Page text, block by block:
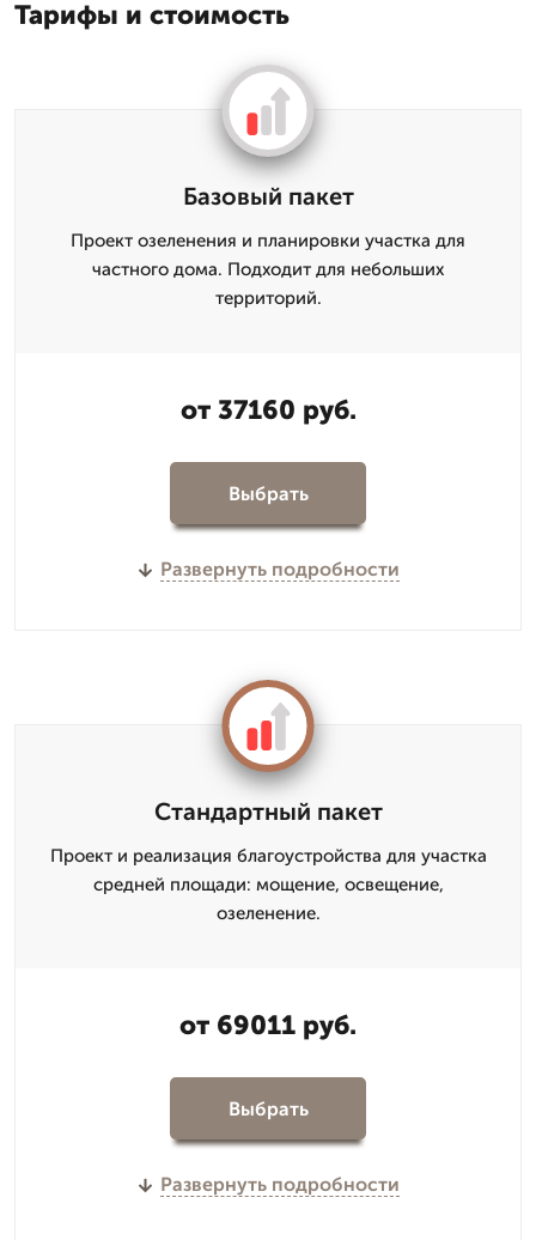
Тарифы и стоимость
Базовый пакет
Проект озеленения и планировки участка для
частного дома. Подходит для небольших
территорий.
от 37160 руб.
Выбрать
Развернуть подробности
Стандартный пакет
Проект и реализация благоустройства для участка
средней площади: мощение, освещение,
озеленение.
от 69011 руб.
Выбрать
Развернуть подробности